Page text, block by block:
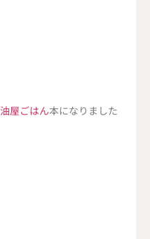
油屋ごはん本になりました